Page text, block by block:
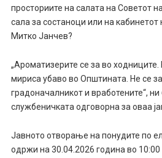
просториите на салата на Советот
сала за состаноци или на
Митко Јанчев?
„Ароматизерите се за во ходниците.
мириса убаво во Општината. Не се
градоначалникот и вработените“,
службеничката одговорна за оваа
Јавното отворање на понудите по
одржи на 30.04.2026 година во